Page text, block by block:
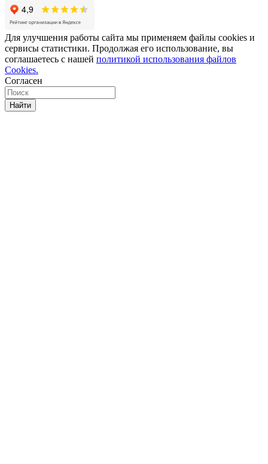
Для улучшения работы сайта мы применяем файлы cookies и
сервисы статистики. Продолжая его использование, вы
соглашаетесь с нашей политикой использования файлов
Cookies.
Согласен
Найти